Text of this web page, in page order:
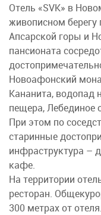
Отель «SVK» в
живописном
Апсарской горы и
пансионата
Новоафонский
Кананита, водопад
пещера, Лебединое
При этом по
старинные
инфраструктура –
кафе.
На территории
ресторан.
300 метрах от отеля.